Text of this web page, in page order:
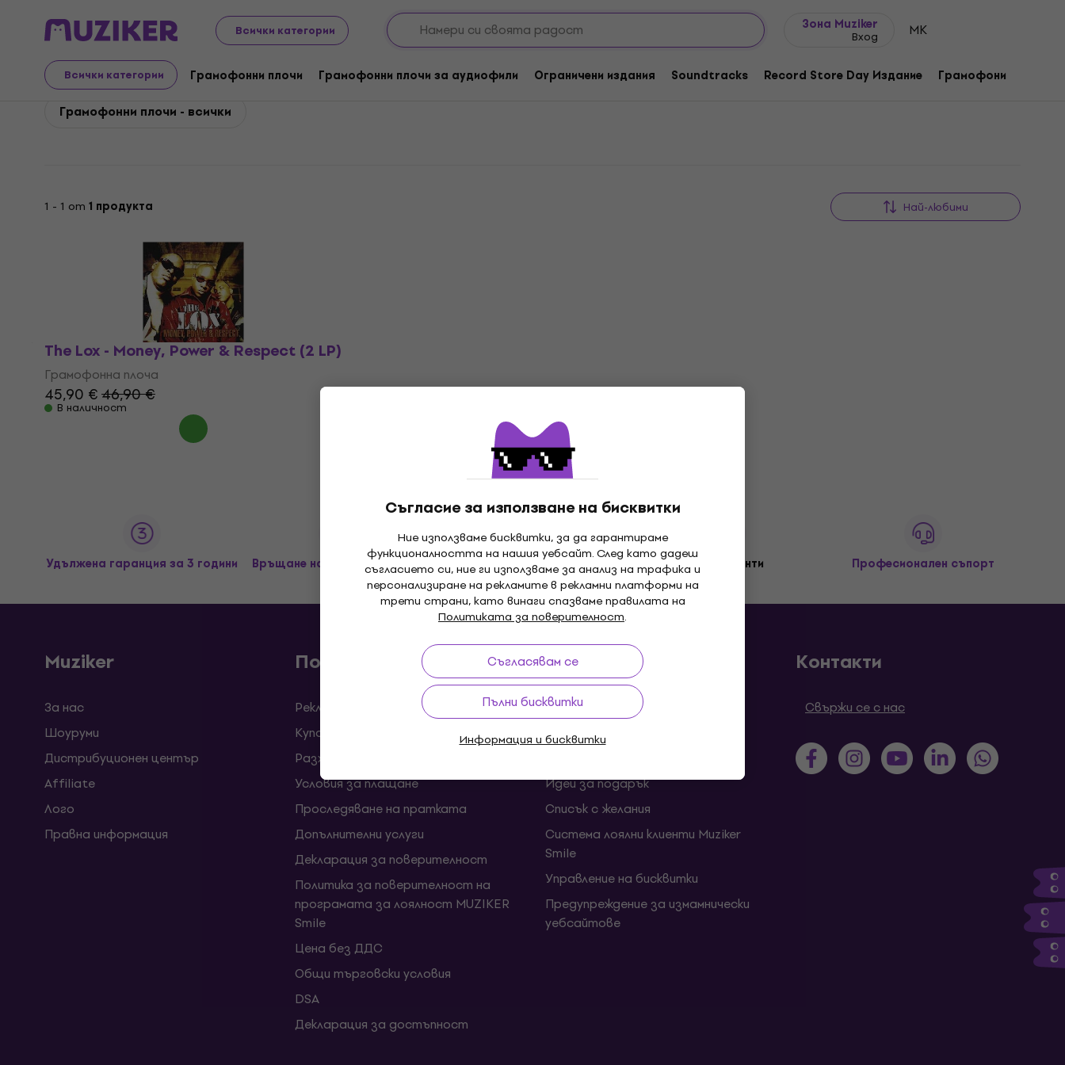
Всички категории
Зона Muziker
Вход MK
Всички категории Грамофонни плочи Грамофонни плочи за аудиофили Ограничени издания Soundtracks Record Store Day Издание Грамофони
Съгласие за използване на бисквитки
Ние използваме бисквитки, за да гарантираме
функционалността на нашия уебсайт. След като дадеш
съгласието си, ние ги използваме за анализ на трафика и
персонализиране на рекламите в рекламни платформи на
трети страни, като винаги спазваме правилата на
Политиката за поверителност.
Съгласявам се
Пълни бисквитки
Информация и бисквитки
The Lox The Lox Грамофонни плочи
The Lox Грамофонни плочи
Грамофонни плочи - всички
1 - 1 от 1 продукта Най-любими
The Lox - Money, Power & Respect (2 LP)
Грамофонна плоча
45,90 €46,90 €
В наличност
Удължена гаранция за 3 години Връщане на стоки до 30 дни Гаранция за цените 3M+ клиенти Професионален съпорт
Muziker
За нас
Шоуруми
Дистрибуционен център
Affiliate
Лого
Правна информация
Покупка
Рекламации и откази от договора
Kупони
Разходи и срокове за доставка
Условия за плащане
Проследяване на пратката
Допълнителни услуги
Декларация за поверителност
Политика за поверителност на
програмата за лоялност MUZIKER
Smile
Цена без ДДС
Общи търговски условия
DSA
Декларация за достъпност
Полезни линкове
FAQ - Често задавани въпроси
Muziker Блог
Идеи за подарък
Списък с желания
Система лоялни клиенти Muziker
Smile
Управление на бисквитки
Предупреждение за измамнически
уебсайтове
Контакти
Свържи се с нас